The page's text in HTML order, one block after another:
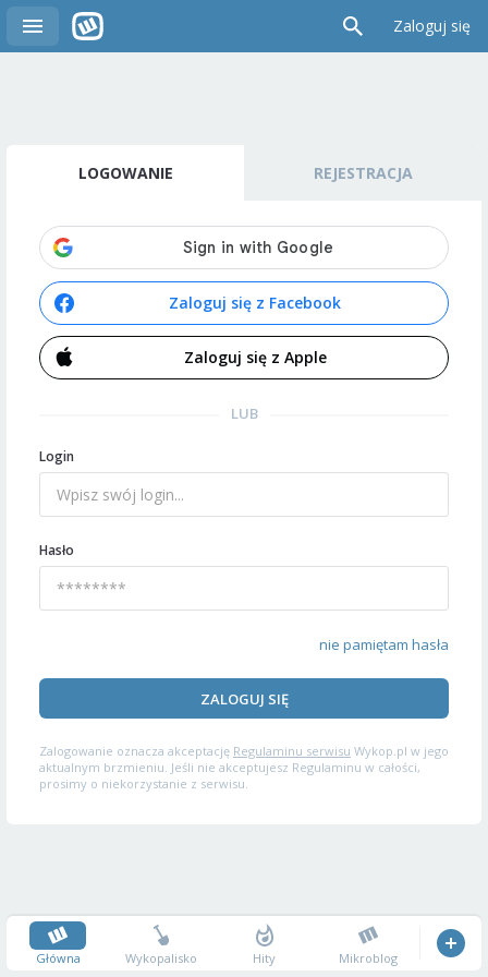
Zaloguj się
LOGOWANIE REJESTRACJA
Zaloguj się z Facebook
Zaloguj się z Apple
LUB
Login
Hasło
nie pamiętam hasła
ZALOGUJ SIĘ
Zalogowanie oznacza akceptację Regulaminu serwisu Wykop.pl w jego
aktualnym brzmieniu. Jeśli nie akceptujesz Regulaminu w całości,
prosimy o niekorzystanie z serwisu.
Główna Wykopalisko Hity Mikroblog